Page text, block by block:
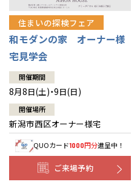
住まいの探検フェア
和モダンの家 オーナー様
宅見学会
開催期間
8月8日(土)・9日(日)
開催場所
新潟市西区オーナー様宅
QUOカード1000円分進呈中！
ご来場予約